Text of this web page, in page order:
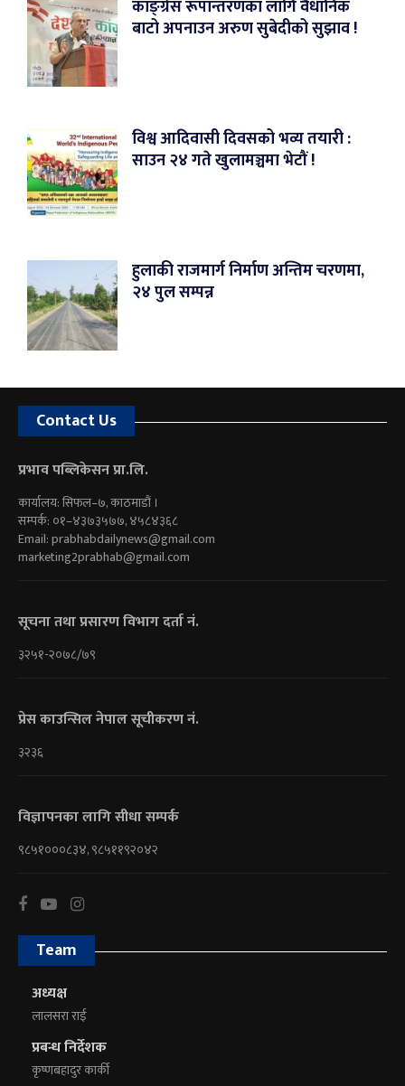
काङ्ग्रेस रूपान्तरणका लागि वैधानिक
बाटो अपनाउन अरुण सुबेदीको सुझाव !
विश्व आदिवासी दिवसको भव्य तयारी :
साउन २४ गते खुलामञ्चमा भेटौं !
हुलाकी राजमार्ग निर्माण अन्तिम चरणमा,
२४ पुल सम्पन्न
Contact Us
प्रभाव पब्लिकेसन प्रा.लि.
कार्यालय: सिफल–७, काठमाडौं ।
सम्पर्क: ०१–४३७३५७७, ४५८४३६८
Email:prabhabdailynews@gmail.com
marketing2prabhab@gmail.com
सूचना तथा प्रसारण विभाग दर्ता नं.
३२५१-२०७८/७९
प्रेस काउन्सिल नेपाल सूचीकरण नं.
३२३६
विज्ञापनका लागि सीधा सम्पर्क
९८५१०००८३४, ९८५११९२०४२
Team
अध्यक्ष
लालसरा राई
प्रबन्ध निर्देशक
कृष्णबहादुर कार्की